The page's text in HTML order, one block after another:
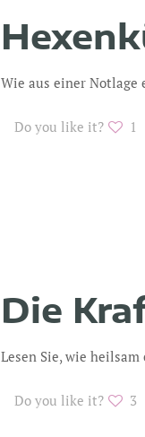
Wie aus einer Notlage
Do you like it? 1
Die
Lesen Sie, wie
Do you like it? 3